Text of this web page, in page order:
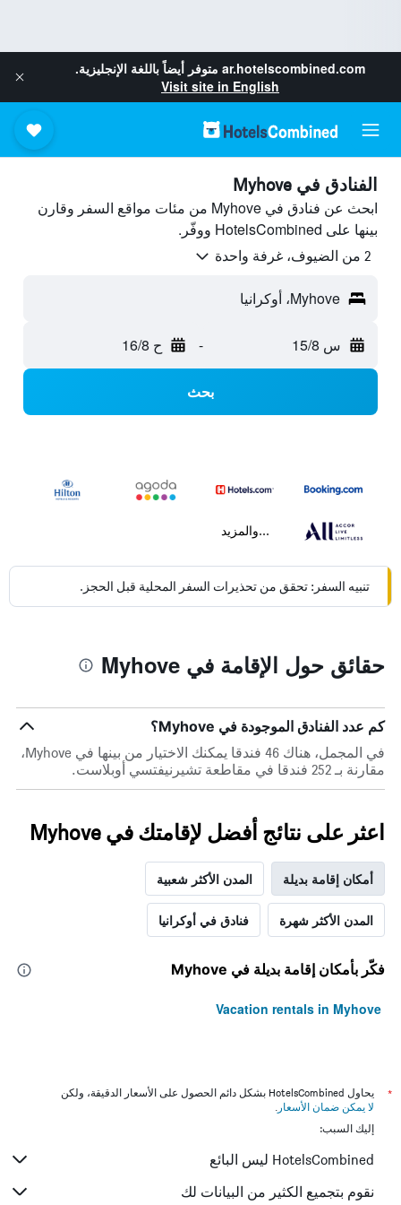
ar.hotelscombined.com متوفر أيضاً باللغة الإنجليزية.
Visit site in English
الفنادق في Myhove
ابحث عن فنادق في Myhove من مئات مواقع السفر وقارن
بينها على HotelsCombined ووفّر.
2 من الضيوف، غرفة واحدة
Myhove، أوكرانيا
س 15/8 - ح 16/8
بحث
...والمزيد
تنبيه السفر: تحقق من تحذيرات السفر المحلية قبل الحجز.
حقائق حول الإقامة في Myhove
كم عدد الفنادق الموجودة في Myhove؟
في المجمل، هناك 46 فندقا يمكنك الاختيار من بينها في Myhove،
مقارنة بـ 252 فندقا في مقاطعة تشيرنيفتسي أوبلاست.
اعثر على نتائج أفضل لإقامتك في Myhove
أمكان إقامة بديلة المدن الأكثر شعبية
المدن الأكثر شهرة فنادق في أوكرانيا
فكّر بأمكان إقامة بديلة في Myhove
Vacation rentals in Myhove
*
يحاول HotelsCombined بشكل دائم الحصول على الأسعار الدقيقة، ولكن
لا يمكن ضمان الأسعار .
إليك السبب:
HotelsCombined ليس البائع
نقوم بتجميع الكثير من البيانات لك